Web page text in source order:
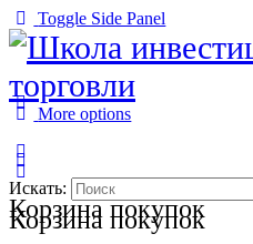
Toggle Side Panel
More options
Корзина покупок
Корзина покупок
Искать: